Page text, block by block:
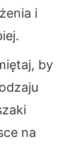
i
by
na